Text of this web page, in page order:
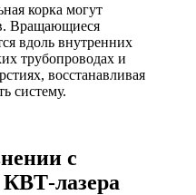
корка могут
Вращающиеся
вдоль внутренних
трубопроводах и
восстанавливая
систему.
с
лазера